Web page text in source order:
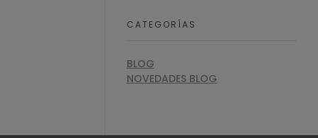
CATEGORÍAS
BLOG
NOVEDADES BLOG